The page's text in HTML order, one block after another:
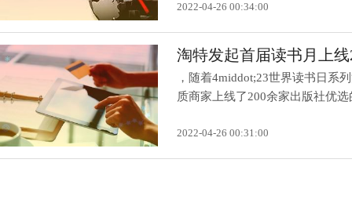
2022-04-26 00:34:00
淘特发起首届读书月上
，随着4middot;23世界读书日系
质商家上线了200余家出版社优选
2022-04-26 00:31:00